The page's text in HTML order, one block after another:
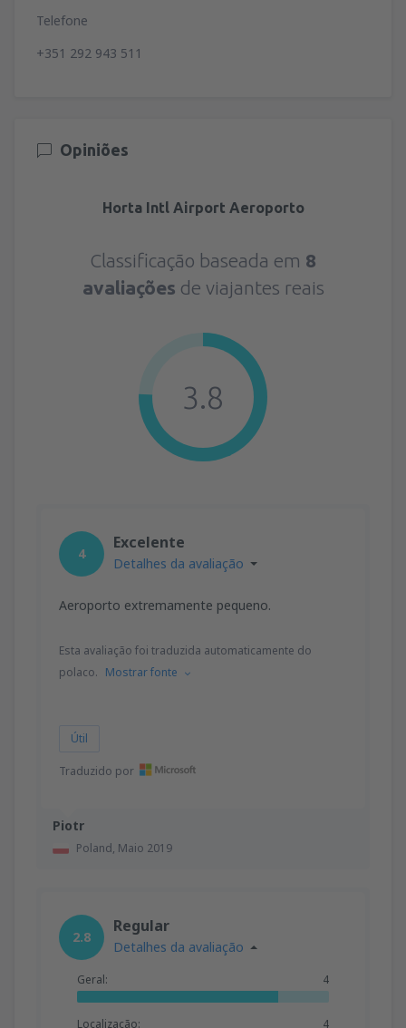
Telefone
+351 292 943 511
Opiniões
Horta Intl Airport Aeroporto
Classificação baseada em 8
avaliações de viajantes reais
3.8
Piotr
Poland, Maio 2019
4
Excelente
Detalhes da avaliação
Aeroporto extremamente pequeno.
Esta avaliação foi traduzida automaticamente do
polaco. Mostrar fonte
Útil
Traduzido por
2.8
Regular
Detalhes da avaliação
Geral: 4
Localização: 4